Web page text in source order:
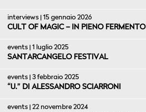
interviews | 15 gennaio 2026
CULT OF MAGIC – IN PIENO FERMENTO
events | 1 luglio 2025
SANTARCANGELO FESTIVAL
events | 3 febbraio 2025
“U.” DI ALESSANDRO SCIARRONI
events | 22 novembre 2024